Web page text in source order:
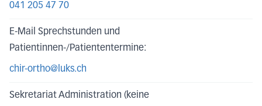
041 205 47 70
E-Mail Sprechstunden und
Patientinnen-/Patiententermine:
chir-ortho@luks.ch
Sekretariat Administration (keine